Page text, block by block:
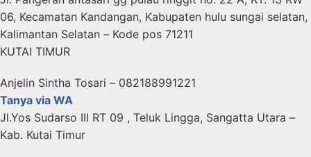
06, Kecamatan Kandangan, Kabupaten hulu sungai selatan,
Kalimantan Selatan – Kode pos 71211
KUTAI TIMUR
Anjelin Sintha Tosari – 082188991221
Tanya via WA
Jl.Yos Sudarso III RT 09 , Teluk Lingga, Sangatta Utara –
Kab. Kutai Timur